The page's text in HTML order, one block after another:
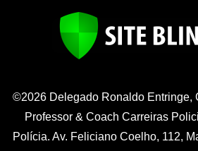
©2026 Delegado Ronaldo Entringe,
Professor & Coach Carreiras
Polícia. Av. Feliciano Coelho, 112,